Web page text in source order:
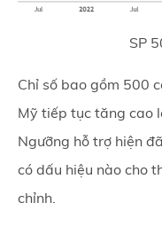
SP
Chỉ số bao gồm 500
Mỹ tiếp tục tăng cao
Ngưỡng hỗ trợ hiện
có dấu hiệu nào cho
chỉnh.